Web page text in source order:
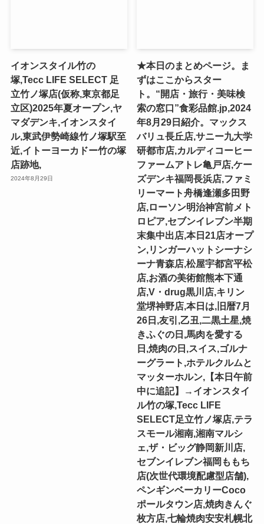
イオンスタイル竹の
塚,Tecc LIFE SELECT ⾜
⽴⽵ノ塚店(仮称,東京都足
立区)2025年夏オープン,ヤ
マダデンキ,イオンスタイ
ル,東武伊勢崎線竹ノ塚駅至
近,イトーヨーカドー竹の塚
店跡地,
2024年8月29日
★本日のまとめページ。ま
ずはここからスター
ト。“開店・旅行・美味検
索の窓口”食彩品館.jp,2024
年8月29日紹介。マックス
バリュ長丘店,サニー九大学
研都市店,カルディコーヒー
ファームアトレ亀戸店,ケー
ズデンキ福岡長浜店,ファミ
リーマート舟橋逢瀬多田野
店,ローソン明治神宮前メト
ロピア,セブンイレブン半期
末集中出店,本日21店オープ
ン,リンガーハットシーナシ
ーナ青森店,松屋宇都宮平松
店,お酒の美術館熊本下通
店,V・drug黒川店,キリン
堂堺神野店,本日は,旧暦7月
26日,友引,乙丑,二黒土星,焼
きふぐの日,馬肉を愛する
日,焼肉の日,スイス,ゴルナ
ーグラート,ホテルクルムと
マッターホルン,【本日午前
中に追記】→イオンスタイ
ル竹の塚,Tecc LIFE
SELECT⾜⽴⽵ノ塚店,テラ
スモール湘南,湘南マルシ
ェ,ザ・ビッグ静岡新川店,
セブンイレブン福岡ももち
店(次世代環境配慮型店舗),
ペンギンベーカリーCoco
ポールタウン店,焼肉きんぐ
枚方店,七輪焼肉安安札幌北